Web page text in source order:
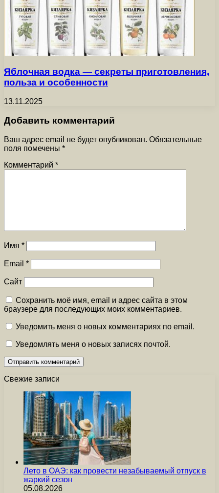
Яблочная водка — секреты приготовления,
польза и особенности
13.11.2025
Добавить комментарий
Ваш адрес email не будет опубликован. Обязательные
поля помечены *
Комментарий *
Имя *
Email *
Сайт
Сохранить моё имя, email и адрес сайта в этом
браузере для последующих моих комментариев.
Уведомить меня о новых комментариях по email.
Уведомлять меня о новых записях почтой.
Свежие записи
Лето в ОАЭ: как провести незабываемый отпуск в
жаркий сезон
05.08.2026